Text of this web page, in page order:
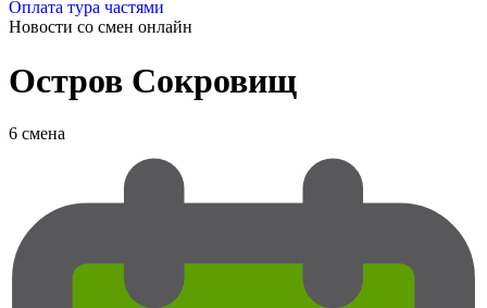
Оплата тура частями
Новости со смен онлайн
Остров Сокровищ
6 смена